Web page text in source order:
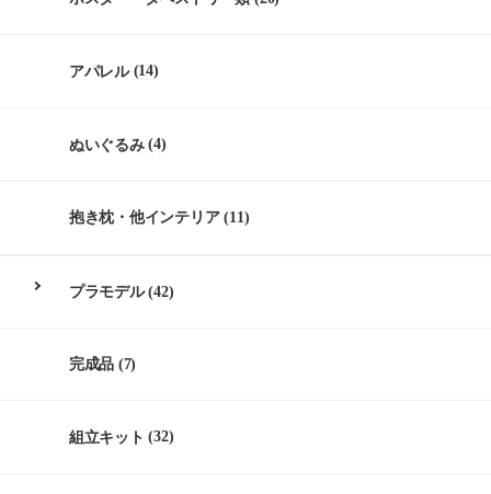
アパレル(14)
ぬいぐるみ(4)
抱き枕・他インテリア(11)
プラモデル(42)
完成品 (7)
組立キット (32)